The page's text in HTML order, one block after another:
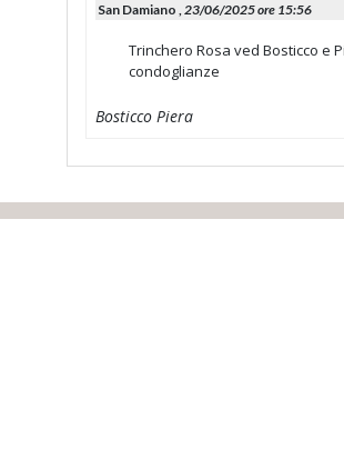
San Damiano ,23/06/2025 ore 15:56
Trinchero Rosa ved Bosticco e
condoglianze
Bosticco Piera